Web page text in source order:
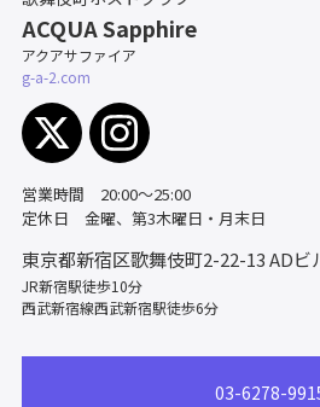
ACQUA Sapphire
アクアサファイア
g-a-2.com
営業時間 20:00～25:00
定休日 金曜、第3木曜日・月末日
東京都新宿区歌舞伎町2-22-13ADビ
JR新宿駅徒歩10分
西武新宿線西武新宿駅徒歩6分
03-6278-